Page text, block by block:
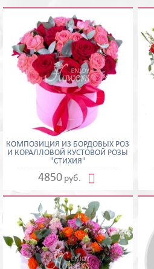
КОМПОЗИЦИЯ ИЗ БОРДОВЫХ РОЗ
И КОРАЛЛОВОЙ КУСТОВОЙ РОЗЫ
"СТИХИЯ"
4850 руб. 